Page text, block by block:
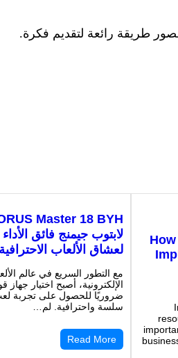
طريقة رائعة لتقديم فكرة.
لابتوب جيمنج فائق الأداء
لعشاق الألعاب الاحترافية
مع التطور السريع في عالم
الإلكترونية، أصبح اختيار جهاز
ضروريًا للحصول على تجربة
سلسة واحترافية. لم…
Read More